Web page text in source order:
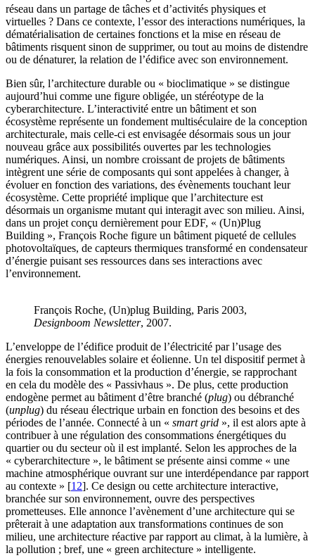
réseau dans un partage de tâches et d’activités physiques et
virtuelles ? Dans ce contexte, l’essor des interactions numériques, la
dématérialisation de certaines fonctions et la mise en réseau de
bâtiments risquent sinon de supprimer, ou tout au moins de distendre
ou de dénaturer, la relation de l’édifice avec son environnement.
Bien sûr, l’architecture durable ou « bioclimatique » se distingue
aujourd’hui comme une figure obligée, un stéréotype de la
cyberarchitecture. L’interactivité entre un bâtiment et son
écosystème représente un fondement multiséculaire de la conception
architecturale, mais celle-ci est envisagée désormais sous un jour
nouveau grâce aux possibilités ouvertes par les technologies
numériques. Ainsi, un nombre croissant de projets de bâtiments
intègrent une série de composants qui sont appelées à changer, à
évoluer en fonction des variations, des évènements touchant leur
écosystème. Cette propriété implique que l’architecture est
désormais un organisme mutant qui interagit avec son milieu. Ainsi,
dans un projet conçu dernièrement pour EDF, « (Un)Plug
Building », François Roche figure un bâtiment piqueté de cellules
photovoltaïques, de capteurs thermiques transformé en condensateur
d’énergie puisant ses ressources dans ses interactions avec
l’environnement.
François Roche, (Un)plug Building, Paris 2003,
Designboom Newsletter, 2007.
L’enveloppe de l’édifice produit de l’électricité par l’usage des
énergies renouvelables solaire et éolienne. Un tel dispositif permet à
la fois la consommation et la production d’énergie, se rapprochant
en cela du modèle des « Passivhaus ». De plus, cette production
endogène permet au bâtiment d’être branché (plug) ou débranché
(unplug) du réseau électrique urbain en fonction des besoins et des
périodes de l’année. Connecté à un « smart grid », il est alors apte à
contribuer à une régulation des consommations énergétiques du
quartier ou du secteur où il est implanté. Selon les approches de la
« cyberarchitecture », le bâtiment se présente ainsi comme « une
machine atmosphérique ouvrant sur une interdépendance par rapport
au contexte » [12]. Ce design ou cette architecture interactive,
branchée sur son environnement, ouvre des perspectives
prometteuses. Elle annonce l’avènement d’une architecture qui se
prêterait à une adaptation aux transformations continues de son
milieu, une architecture réactive par rapport au climat, à la lumière, à
la pollution ; bref, une « green architecture » intelligente.